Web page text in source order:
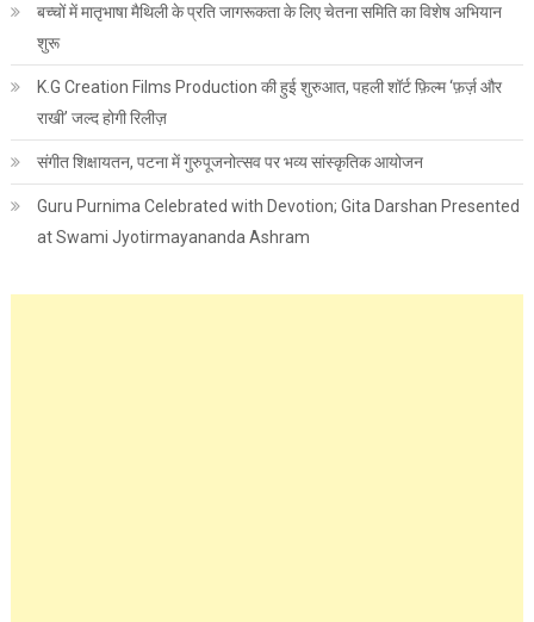
बच्चों में मातृभाषा मैथिली के प्रति जागरूकता के लिए चेतना समिति का विशेष अभियान
शुरू
K.G Creation Films Production की हुई शुरुआत, पहली शॉर्ट फ़िल्म ‘फ़र्ज़ और
राखी’ जल्द होगी रिलीज़
संगीत शिक्षायतन, पटना में गुरुपूजनोत्सव पर भव्य सांस्कृतिक आयोजन
Guru Purnima Celebrated with Devotion; Gita Darshan Presented
at Swami Jyotirmayananda Ashram